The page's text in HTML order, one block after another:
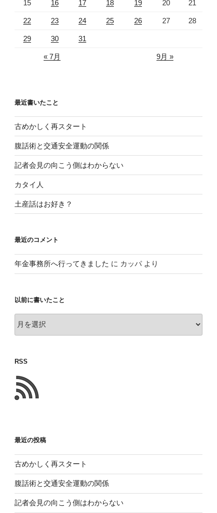
15 16 17 18 19 20 21
22 23 24 25 26 27 28
29 30 31
« 7月 9月 »
最近書いたこと
古めかしく再スタート
腹話術と交通安全運動の関係
記者会見の向こう側はわからない
カタイ人
土産話はお好き？
最近のコメント
年金事務所へ行ってきました に カッパより
以前に書いたこと
前
い
た
こ
と
RSS
最近の投稿
古めかしく再スタート
腹話術と交通安全運動の関係
記者会見の向こう側はわからない